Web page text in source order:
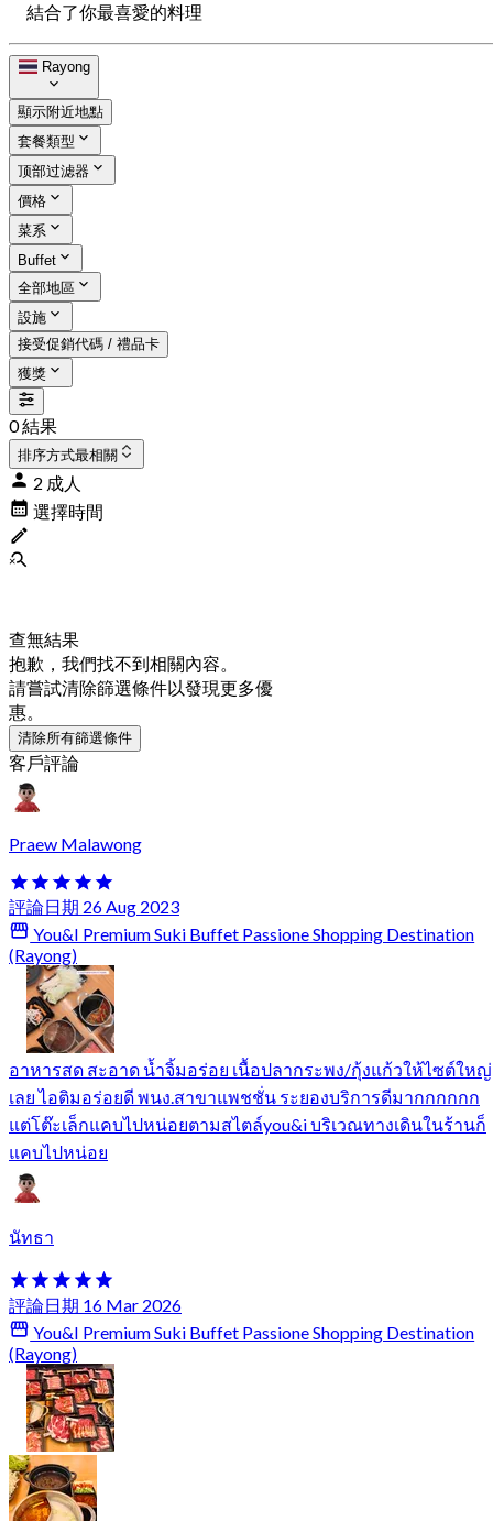
結合了你最喜愛的料理
Rayong
顯示附近地點
套餐類型
顶部过滤器
價格
菜系
Buffet
全部地區
設施
接受促銷代碼 / 禮品卡
獲獎
0 結果
排序方式最相關
2 成人
選擇時間
查無結果
抱歉，我們找不到相關內容。
請嘗試清除篩選條件以發現更多優
惠。
清除所有篩選條件
客戶評論
Praew Malawong
評論日期 26 Aug 2023
You&I Premium Suki Buffet Passione Shopping Destination
(Rayong)
อาหารสด สะอาด น้ำจิ้มอร่อย เนื้อปลากระพง/กุ้งแก้วให้ไซต์ใหญ่
เลย ไอติมอร่อยดี พนง.สาขาแพชชั่น ระยองบริการดีมากกกกกก
แต่โต๊ะเล็กแคบไปหน่อยตามสไตล์you&i บริเวณทางเดินในร้านก็
แคบไปหน่อย
นัทธา
評論日期 16 Mar 2026
You&I Premium Suki Buffet Passione Shopping Destination
(Rayong)